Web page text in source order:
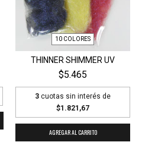
10 COLORES
THINNER SHIMMER UV
$5.465
3 cuotas sin interés de
$1.821,67
AGREGAR AL CARRITO